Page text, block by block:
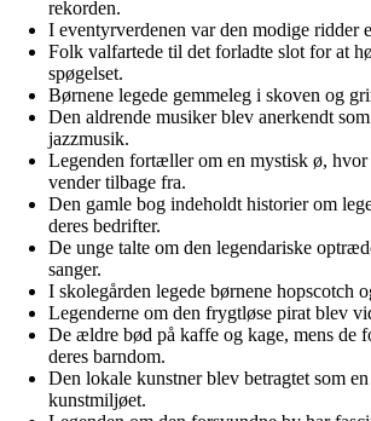
rekorden.
I eventyrverdenen var den modige ridder
Folk valfartede til det forladte slot for at
spøgelset.
Børnene legede gemmeleg i skoven og
Den aldrende musiker blev anerkendt
jazzmusik.
Legenden fortæller om en mystisk ø,
vender tilbage fra.
Den gamle bog indeholdt historier om
deres bedrifter.
De unge talte om den legendariske
sanger.
I skolegården legede børnene hopscotch
Legenderne om den frygtløse pirat blev
De ældre bød på kaffe og kage, mens de
deres barndom.
Den lokale kunstner blev betragtet som
kunstmiljøet.